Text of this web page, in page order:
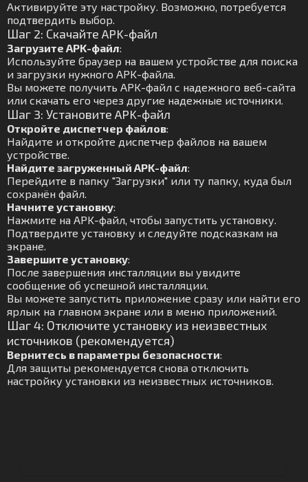
Активируйте эту настройку. Возможно, потребуется
подтвердить выбор.
Шаг 2: Скачайте APK-файл
Загрузите APK-файл:
Используйте браузер на вашем устройстве для поиска
и загрузки нужного APK-файла.
Вы можете получить APK-файл с надежного веб-сайта
или скачать его через другие надежные источники.
Шаг 3: Установите APK-файл
Откройте диспетчер файлов:
Найдите и откройте диспетчер файлов на вашем
устройстве.
Найдите загруженный APK-файл:
Перейдите в папку "Загрузки" или ту папку, куда был
сохранён файл.
Начните установку:
Нажмите на APK-файл, чтобы запустить установку.
Подтвердите установку и следуйте подсказкам на
экране.
Завершите установку:
После завершения инсталляции вы увидите
сообщение об успешной инсталляции.
Вы можете запустить приложение сразу или найти его
ярлык на главном экране или в меню приложений.
Шаг 4: Отключите установку из неизвестных
источников (рекомендуется)
Вернитесь в параметры безопасности:
Для защиты рекомендуется снова отключить
настройку установки из неизвестных источников.